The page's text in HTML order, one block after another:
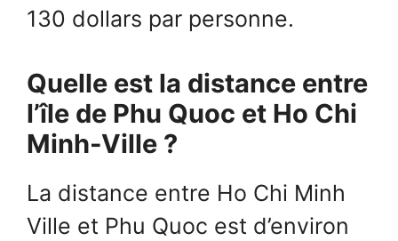
130 dollars par personne.
Quelle est la distance entre
l’île de Phu Quoc et Ho Chi
Minh-Ville ?
La distance entre Ho Chi Minh
Ville et Phu Quoc est d’environ